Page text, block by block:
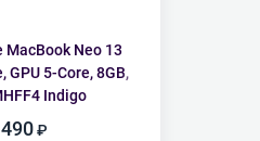
MacBook Neo 13
GPU 5-Core, 8GB,
Indigo